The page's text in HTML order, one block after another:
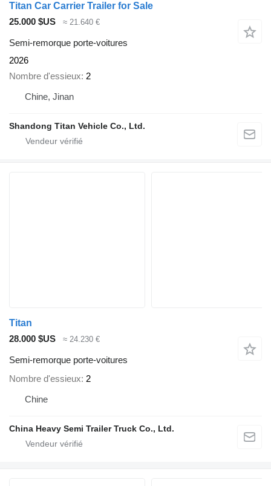
Titan Car Carrier Trailer for Sale
25.000 $US
≈ 21.640 €
Semi-remorque porte-voitures
2026
Nombre d'essieux 2
Chine, Jinan
Shandong Titan Vehicle Co., Ltd.
Titan
28.000 $US
≈ 24.230 €
Semi-remorque porte-voitures
Nombre d'essieux 2
Chine
China Heavy Semi Trailer Truck Co., Ltd.